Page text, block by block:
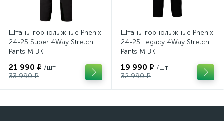
Штаны горнолыжные Phenix
24-25 Super 4Way Stretch
Pants M BK
21 990 ₽ /шт
33 990 ₽
Штаны горнолыжные Phenix
24-25 Legacy 4Way Stretch
Pants M BK
19 990 ₽ /шт
32 990 ₽